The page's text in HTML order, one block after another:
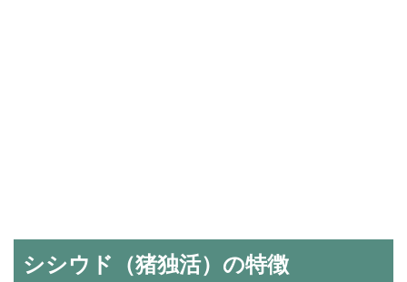
シシウド（猪独活）の特徴